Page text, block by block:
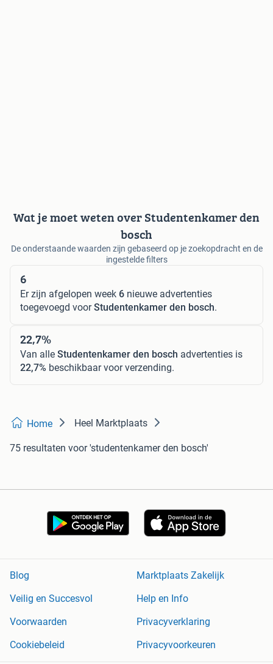
Wat je moet weten over Studentenkamer den
bosch
De onderstaande waarden zijn gebaseerd op je zoekopdracht en de
ingestelde filters
6
Er zijn afgelopen week 6 nieuwe advertenties
toegevoegd voorStudentenkamer den bosch.
22,7%
Van alle Studentenkamer den bosch advertenties is
22,7% beschikbaar voor verzending.
Home Heel Marktplaats
75 resultaten voor 'studentenkamer den bosch'
Blog
Marktplaats Zakelijk
Veilig en Succesvol
Help en Info
Voorwaarden
Privacyverklaring
Cookiebeleid
Privacyvoorkeuren